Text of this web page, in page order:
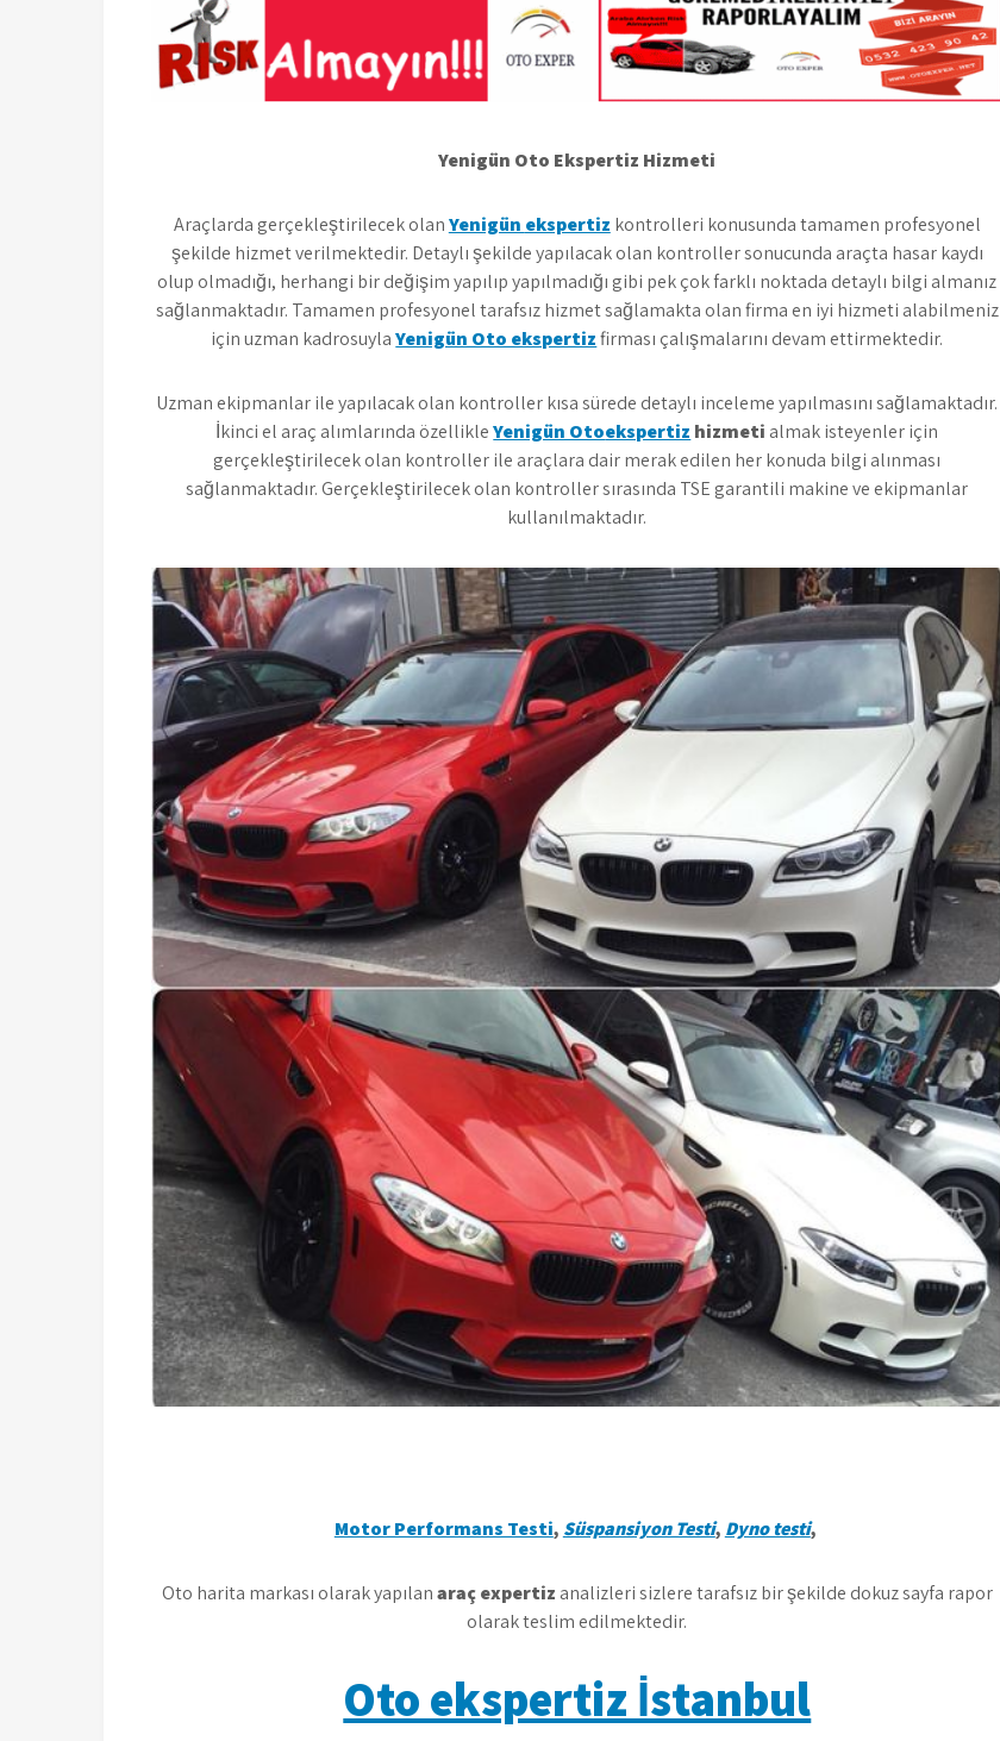
Yenigün Oto Ekspertiz Hizmeti
Araçlarda gerçekleştirilecek olanYenigün ekspertiz kontrolleri konusunda tamamen profesyonel
şekilde hizmet verilmektedir. Detaylı şekilde yapılacak olan kontroller sonucunda araçta hasar kaydı
olup olmadığı, herhangi bir değişim yapılıp yapılmadığı gibi pek çok farklı noktada detaylı bilgi almanız
sağlanmaktadır. Tamamen profesyonel tarafsız hizmet sağlamakta olan firma en iyi hizmeti alabilmeniz
için uzman kadrosuylaYenigün Oto ekspertizfirması çalışmalarını devam ettirmektedir.
Uzman ekipmanlar ile yapılacak olan kontroller kısa sürede detaylı inceleme yapılmasını sağlamaktadır.
İkinci el araç alımlarında özellikleYenigün Otoekspertiz hizmeti almak isteyenler için
gerçekleştirilecek olan kontroller ile araçlara dair merak edilen her konuda bilgi alınması
sağlanmaktadır. Gerçekleştirilecek olan kontroller sırasında TSE garantili makine ve ekipmanlar
kullanılmaktadır.
Motor Performans Testi, Süspansiyon Testi, Dyno testi,
Oto harita markası olarak yapılanaraç expertiz analizleri sizlere tarafsız bir şekilde dokuz sayfa rapor
olarak teslim edilmektedir.
Oto ekspertiz İstanbul